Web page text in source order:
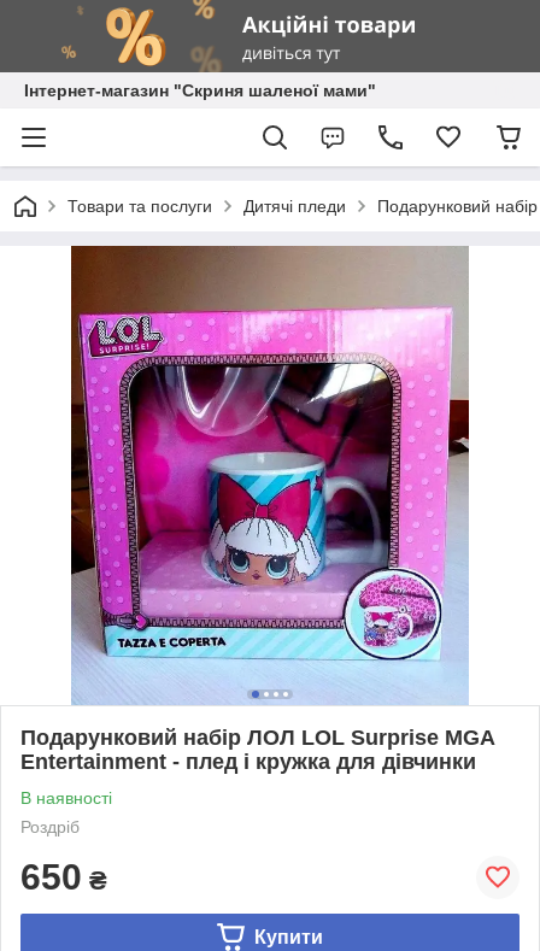
Інтернет-магазин "Скриня шаленої мами"
Товари та послуги Дитячі пледи Подарунковий
Подарунковий набір ЛОЛ LOL Surprise MGA
Entertainment - плед і кружка для дівчинки
В наявності
Роздріб
650 ₴
Купити